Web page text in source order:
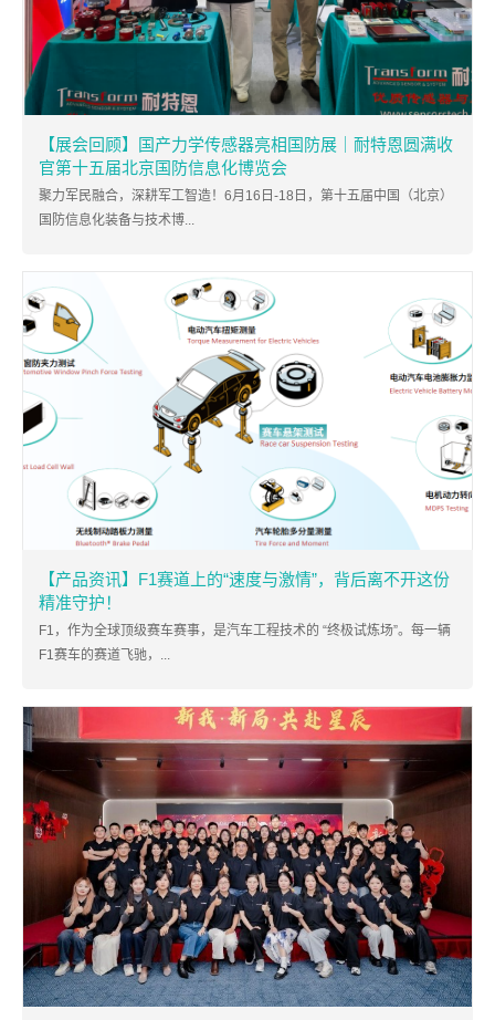
【展会回顾】国产力学传感器亮相国防展｜耐特恩圆满收
官第十五届北京国防信息化博览会
聚力军民融合，深耕军工智造！6月16日-18日，第十五届中国（北京）
国防信息化装备与技术博...
【产品资讯】F1赛道上的“速度与激情”，背后离不开这份
精准守护！
F1，作为全球顶级赛车赛事，是汽车工程技术的 “终极试炼场”。每一辆
F1赛车的赛道飞驰，...